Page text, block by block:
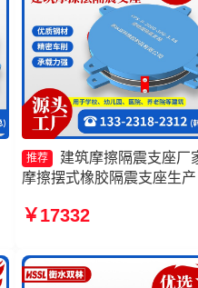
推荐
建筑摩擦隔震支座厂
摩擦摆式橡胶隔震支座生
8000-300-3.48源头工厂 摩
4.11厂家
￥17332